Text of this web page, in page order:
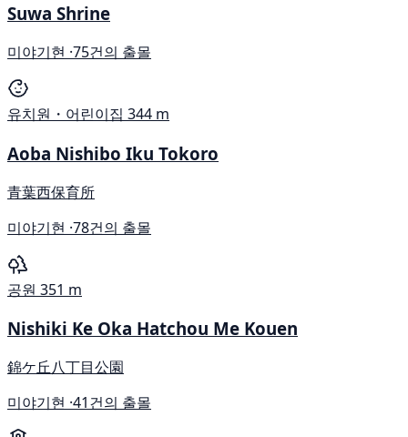
Suwa Shrine
미야기현 ·75건의 출몰
유치원・어린이집 344 m
Aoba Nishibo Iku Tokoro
青葉西保育所
미야기현 ·78건의 출몰
공원 351 m
Nishiki Ke Oka Hatchou Me Kouen
錦ケ丘八丁目公園
미야기현 ·41건의 출몰